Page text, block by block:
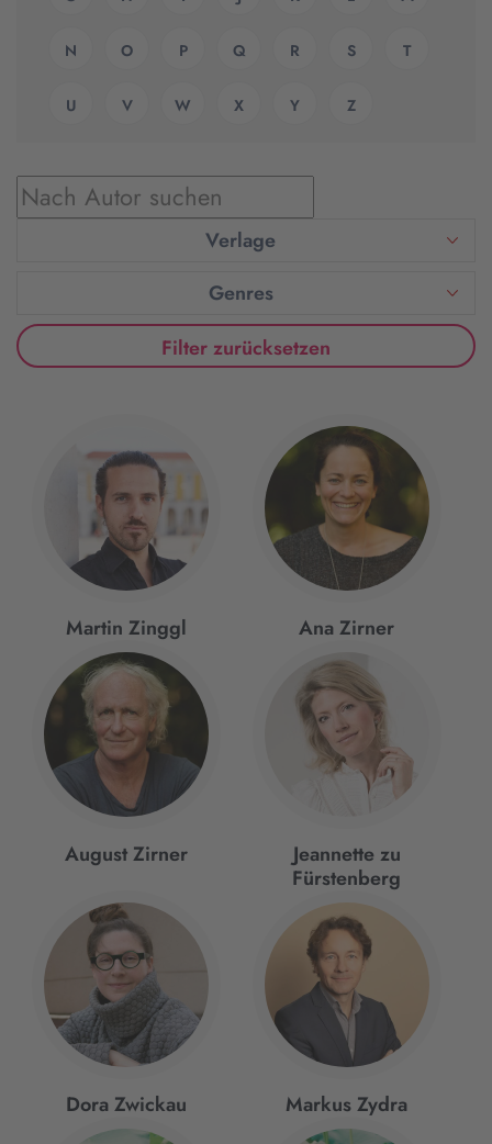
N O P Q R S T
U V W X Y Z
Verlage
Genres
Filter zurücksetzen
Martin Zinggl Ana Zirner
August Zirner
Jeannette zu
Fürstenberg
Dora Zwickau Markus Zydra